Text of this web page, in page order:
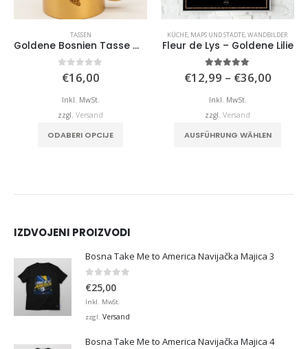
TASSEN
Goldene Bosnien Tasse mit Ihrer Wunschstadt.
0von 5
€16,00
Inkl. MwSt.
zzgl. Versand
ODABERI OPCIJE
KÜCHE, MAPS UND STÄDTE,WANDBILDER
Fleur de Lys – Goldene Lilie
5.00 von 5
€12,99 – €36,00
Inkl. MwSt.
zzgl. Versand
AUSFÜHRUNG WÄHLEN
IZDVOJENI PROIZVODI
Bosna Take Me to America Navijačka Majica 3
0 von 5
€25,00
Inkl. MwSt.
zzgl. Versand
Bosna Take Me to America Navijačka Majica 4